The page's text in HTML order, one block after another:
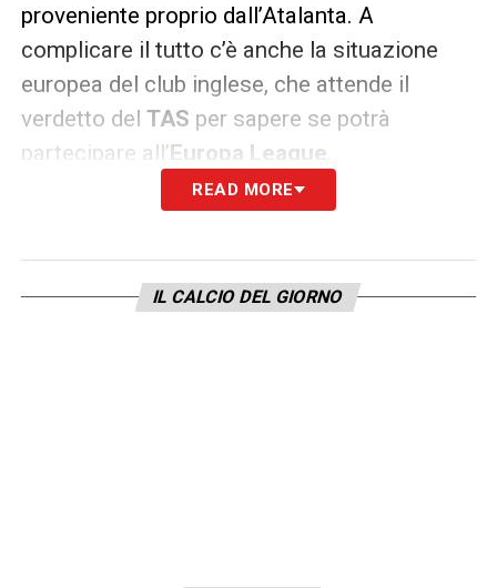
proveniente proprio dall’Atalanta. A
complicare il tutto c’è anche la situazione
europea del club inglese, che attende il
verdetto del TAS per sapere se potrà
partecipare all’Europa League
duello di mercatoresta aperto:
esperienza e rendimento. LaDeadovrà
valutare bene il profilo giusto, ma l’obiettivo è
READ MORE
IL CALCIO DEL GIORNO